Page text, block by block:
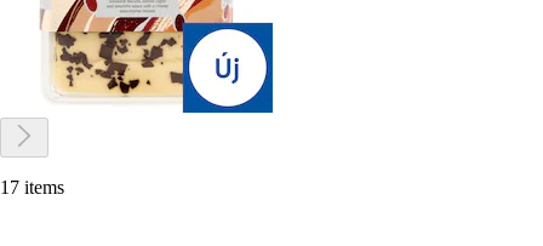
17 items